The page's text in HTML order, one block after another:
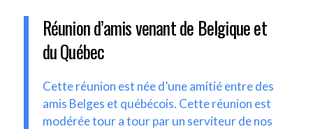
Réunion d’amis venant de Belgique et
du Québec
Cette réunion est née d’une amitié entre des
amis Belges et québécois. Cette réunion est
modérée tour a tour par un serviteur de nos